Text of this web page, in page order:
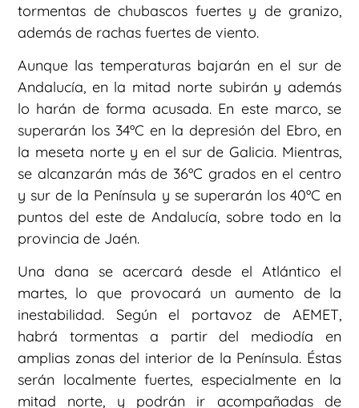
tormentas de chubascos fuertes y de granizo,
además de rachas fuertes de viento.
Aunque las temperaturas bajarán en el sur de
Andalucía, en la mitad norte subirán y además
lo harán de forma acusada. En este marco, se
superarán los 34ºC en la depresión del Ebro, en
la meseta norte y en el sur de Galicia. Mientras,
se alcanzarán más de 36ºC grados en el centro
y sur de la Península y se superarán los 40ºC en
puntos del este de Andalucía, sobre todo en la
provincia de Jaén.
Una dana se acercará desde el Atlántico el
martes, lo que provocará un aumento de la
inestabilidad. Según el portavoz de AEMET,
habrá tormentas a partir del mediodía en
amplias zonas del interior de la Península. Éstas
serán localmente fuertes, especialmente en la
mitad norte, y podrán ir acompañadas de